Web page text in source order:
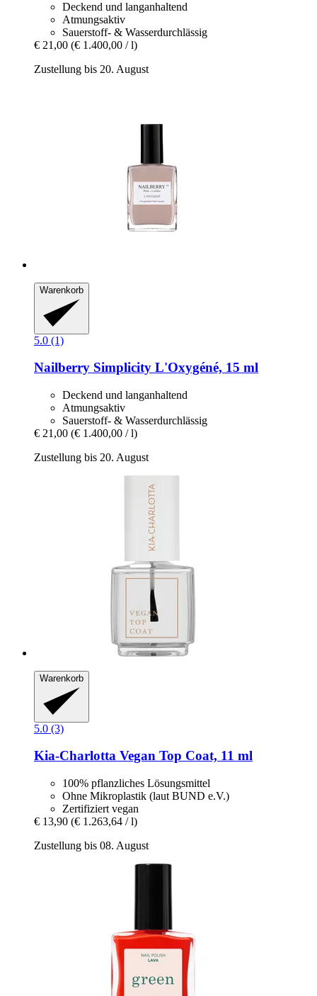
Deckend und langanhaltend
Atmungsaktiv
Sauerstoff- & Wasserdurchlässig
€ 21,00 (€ 1.400,00 / l)
Zustellung bis 20. August
Warenkorb
5.0 (1)
Nailberry Simplicity L'Oxygéné, 15 ml
Deckend und langanhaltend
Atmungsaktiv
Sauerstoff- & Wasserdurchlässig
€ 21,00 (€ 1.400,00 / l)
Zustellung bis 20. August
Warenkorb
5.0 (3)
Kia-Charlotta Vegan Top Coat, 11 ml
100% pflanzliches Lösungsmittel
Ohne Mikroplastik (laut BUND e.V.)
Zertifiziert vegan
€ 13,90 (€ 1.263,64 / l)
Zustellung bis 08. August